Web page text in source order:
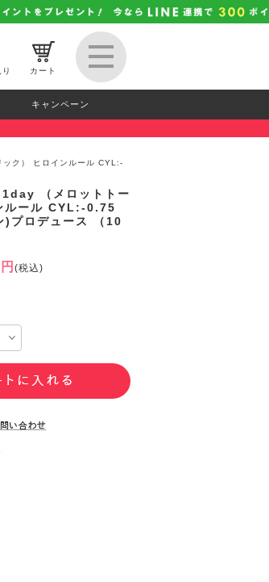
カート
キャンペーン
ク） ヒロインルール CYL:-
（メロットトー
ルール CYL:-0.75
)プロデュース （10
(税込)